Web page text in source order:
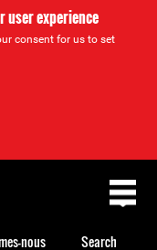
user experience
consent for us to set
nous
Search